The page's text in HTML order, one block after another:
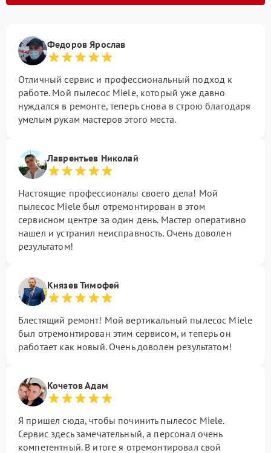
Федоров Ярослав
Отличный сервис и профессиональный подход к
работе. Мой пылесос Miele, который уже давно
нуждался в ремонте, теперь снова в строю благодаря
умелым рукам мастеров этого места.
Лаврентьев Николай
Настоящие профессионалы своего дела! Мой
пылесос Miele был отремонтирован в этом
сервисном центре за один день. Мастер оперативно
нашел и устранил неисправность. Очень доволен
результатом!
Князев Тимофей
Блестящий ремонт! Мой вертикальный пылесос Miele
был отремонтирован этим сервисом, и теперь он
работает как новый. Очень доволен результатом!
Кочетов Адам
Я пришел сюда, чтобы починить пылесос Miele.
Сервис здесь замечательный, а персонал очень
компетентный. В итоге я отремонтировал свой